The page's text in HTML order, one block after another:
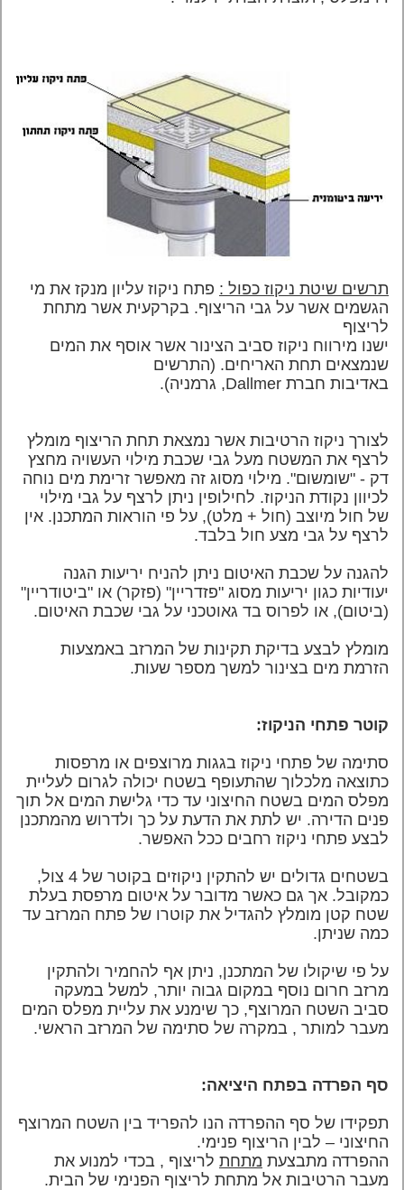
תרשים שיטת ניקוז כפול : פתח ניקוז עליון מנקז את מי
הגשמים אשר על גבי הריצוף. בקרקעית אשר מתחת
לריצוף
ישנו מירווח ניקוז סביב הצינור אשר אוסף את המים
שנמצאים תחת האריחים. (התרשים
באדיבות חברת Dallmer, גרמניה).
לצורך ניקוז הרטיבות אשר נמצאת תחת הריצוף מומלץ
לרצף את המשטח מעל גבי שכבת מילוי העשויה מחצץ
דק - "שומשום". מילוי מסוג זה מאפשר זרימת מים נוחה
לכיוון נקודת הניקוז. לחילופין ניתן לרצף על גבי מילוי
של חול מיוצב (חול + מלט), על פי הוראות המתכנן. אין
לרצף על גבי מצע חול בלבד.
להגנה על שכבת האיטום ניתן להניח יריעות הגנה
יעודיות כגון יריעות מסוג "פזדריין" (פזקר) או "ביטודריין"
(ביטום), או לפרוס בד גאוטכני על גבי שכבת האיטום.
מומלץ לבצע בדיקת תקינות של המרזב באמצעות
הזרמת מים בצינור למשך מספר שעות.
קוטר פתחי הניקוז:
סתימה של פתחי ניקוז בגגות מרוצפים או מרפסות
כתוצאה מלכלוך שהתעופף בשטח יכולה לגרום לעליית
מפלס המים בשטח החיצוני עד כדי גלישת המים אל תוך
פנים הדירה. יש לתת את הדעת על כך ולדרוש מהמתכנן
לבצע פתחי ניקוז רחבים ככל האפשר.
בשטחים גדולים יש להתקין ניקוזים בקוטר של 4 צול,
כמקובל. אך גם כאשר מדובר על איטום מרפסת בעלת
שטח קטן מומלץ להגדיל את קוטרו של פתח המרזב עד
כמה שניתן.
על פי שיקולו של המתכנן, ניתן אף להחמיר ולהתקין
מרזב חרום נוסף במקום גבוה יותר, למשל במעקה
סביב השטח המרוצף, כך שימנע את עליית מפלס המים
מעבר למותר , במקרה של סתימה של המרזב הראשי.
סף הפרדה בפתח היציאה:
תפקידו של סף ההפרדה הנו להפריד בין השטח המרוצף
החיצוני – לבין הריצוף פנימי.
ההפרדה מתבצעת מתחת לריצוף , בכדי למנוע את
מעבר הרטיבות אל מתחת לריצוף הפנימי של הבית.